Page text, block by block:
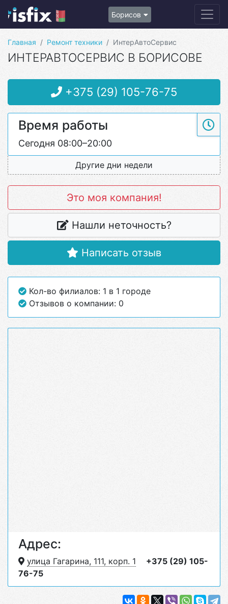
Борисов
Главная Ремонт техники ИнтерАвтоСервис
ИНТЕРАВТОСЕРВИС В БОРИСОВЕ
+375 (29) 105-76-75
Время работы
Сегодня 08:00–20:00
Другие дни недели
Это моя компания!
Нашли неточность?
Написать отзыв
Кол-во филиалов: 1 в 1 городе
Отзывов о компании: 0
Адрес:
улица Гагарина, 111, корп. 1
+375 (29) 105-
76-75